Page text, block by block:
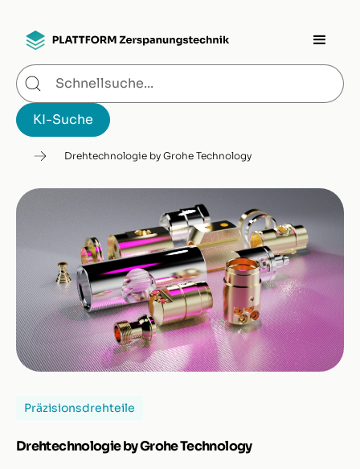
Drehtechnologie by Grohe Technology
Präzisionsdrehteile
Drehtechnologie by Grohe Technology